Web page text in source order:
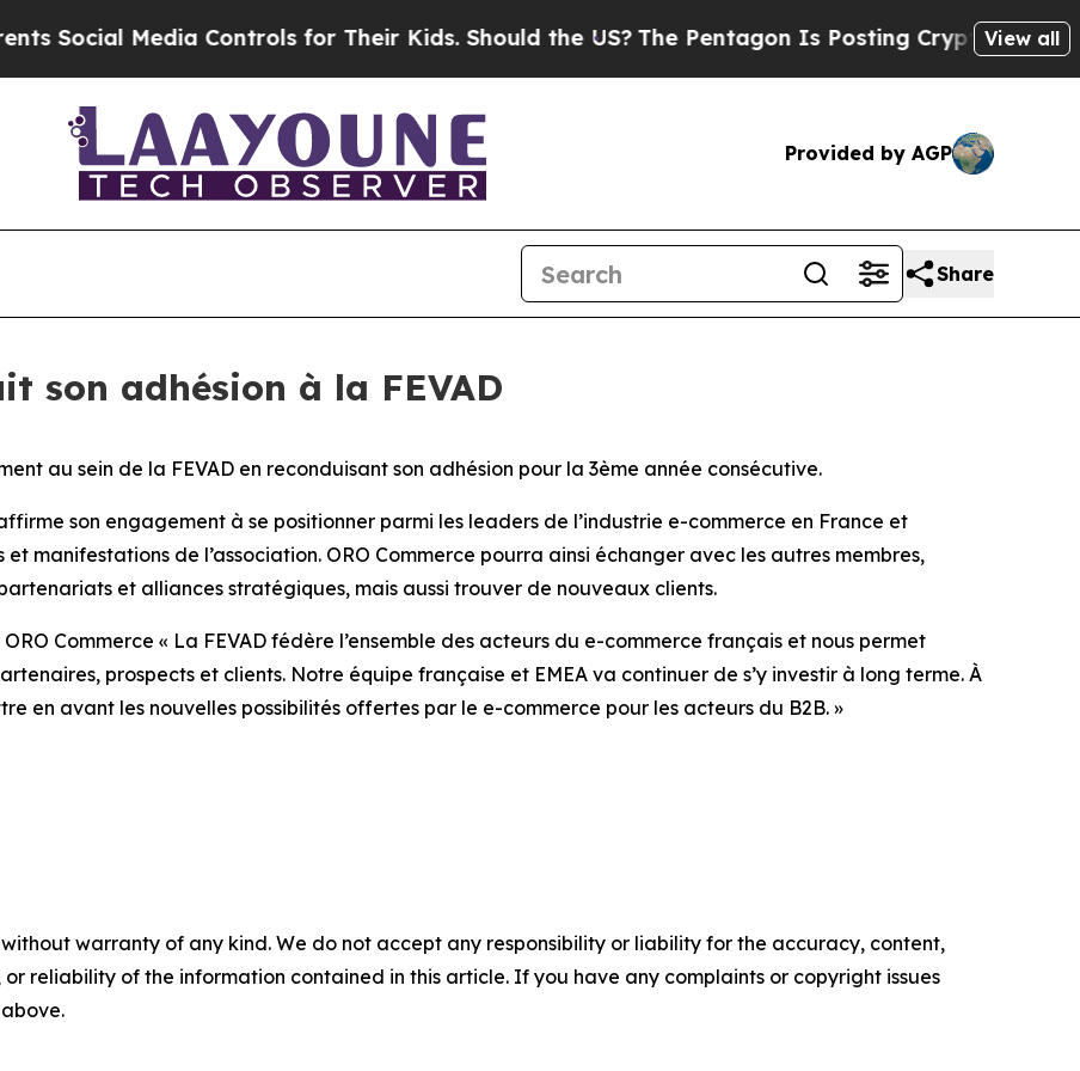
Social Media Controls for Their Kids. Should the US? The Pentagon Is Posting Cryptic Biblical
View all
Provided by AGP
Share
son adhésion à la FEVAD
au sein de la FEVAD en reconduisant son adhésion pour la 3ème année consécutive.
son engagement à se positionner parmi les leaders de l’industrie e-commerce en France et
manifestations de l’association. ORO Commerce pourra ainsi échanger avec les autres membres,
et alliances stratégiques, mais aussi trouver de nouveaux clients.
ORO Commerce « La FEVAD fédère l’ensemble des acteurs du e-commerce français et nous permet
prospects et clients. Notre équipe française et EMEA va continuer de s’y investir à long terme. À
en avant les nouvelles possibilités offertes par le e-commerce pour les acteurs du B2B. »
without warranty of any kind. We do not accept any responsibility or liability for the accuracy, content,
reliability of the information contained in this article. If you have any complaints or copyright issues